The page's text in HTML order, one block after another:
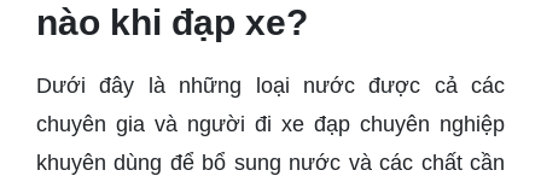
nào khi đạp xe?
Dưới đây là những loại nước được cả các
chuyên gia và người đi xe đạp chuyên nghiệp
khuyên dùng để bổ sung nước và các chất cần